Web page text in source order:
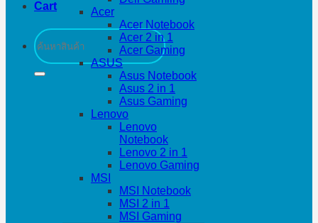
Cart
Search
for:
Acer
Acer Notebook
Acer 2 in 1
Acer Gaming
ASUS
Asus Notebook
Asus 2 in 1
Asus Gaming
Lenovo
Lenovo
Notebook
Lenovo 2 in 1
Lenovo Gaming
MSI
MSI Notebook
MSI 2 in 1
MSI Gaming